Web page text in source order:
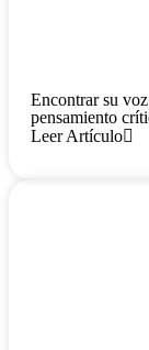
Encontrar su
pensamiento
Leer Artículo